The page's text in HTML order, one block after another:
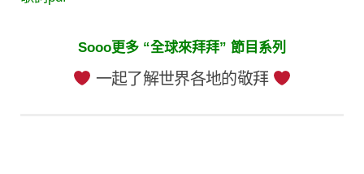
Sooo更多 “全球來拜拜” 節目系列
一起了解世界各地的敬拜